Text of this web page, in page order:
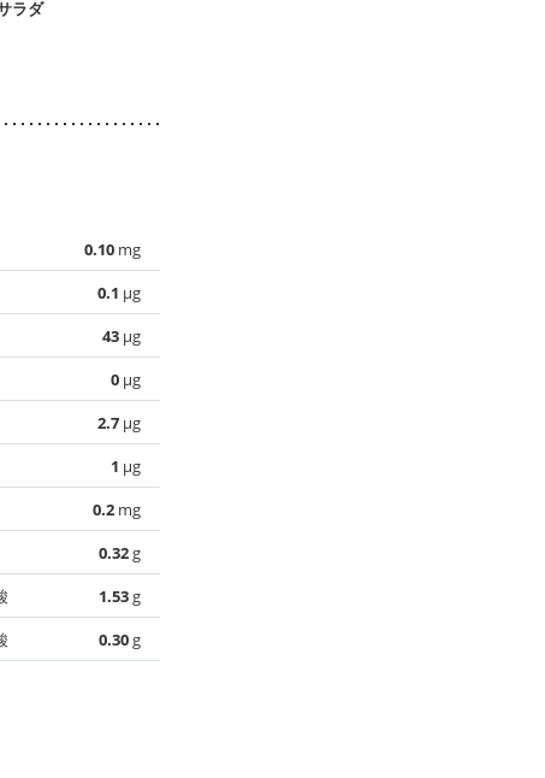
ラダ
0.10 mg
0.1 µg
43 µg
0 µg
2.7 µg
1 µg
0.2 mg
0.32g
1.53g
0.30g